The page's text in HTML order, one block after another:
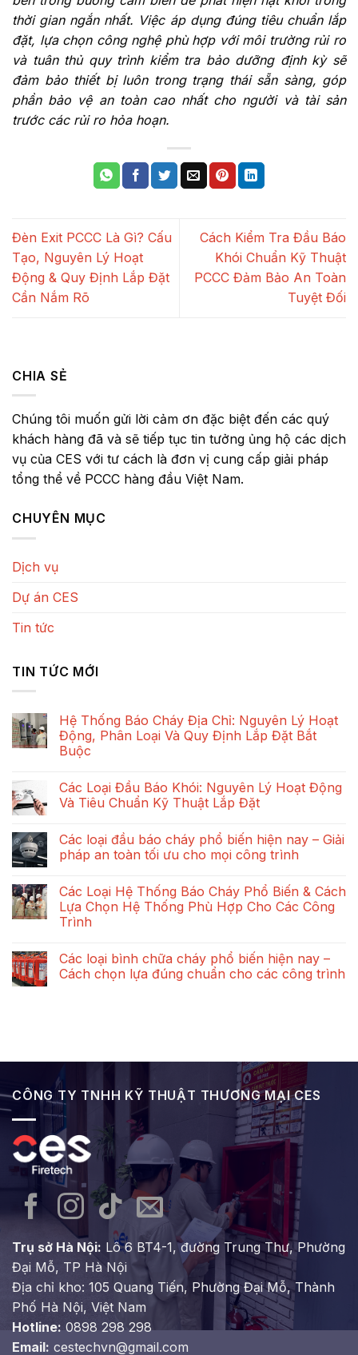
thời gian ngắn nhất. Việc áp dụng đúng tiêu chuẩn lắp
đặt, lựa chọn công nghệ phù hợp với môi trường rủi ro
và tuân thủ quy trình kiểm tra bảo dưỡng định kỳ sẽ
đảm bảo thiết bị luôn trong trạng thái sẵn sàng, góp
phần bảo vệ an toàn cao nhất cho người và tài sản
trước các rủi ro hỏa hoạn.
Đèn Exit PCCC Là Gì? Cấu
Tạo, Nguyên Lý Hoạt
Động & Quy Định Lắp Đặt
Cần Nắm Rõ
Cách Kiểm Tra Đầu Báo
Khói Chuẩn Kỹ Thuật
PCCC Đảm Bảo An Toàn
Tuyệt Đối
CHIA SẺ
Chúng tôi muốn gửi lời cảm ơn đặc biệt đến các quý
khách hàng đã và sẽ tiếp tục tin tưởng ủng hộ các dịch
vụ của CES với tư cách là đơn vị cung cấp giải pháp
tổng thể về PCCC hàng đầu Việt Nam.
CHUYÊN MỤC
Dịch vụ
Dự án CES
Tin tức
TIN TỨC MỚI
Hệ Thống Báo Cháy Địa Chỉ: Nguyên Lý Hoạt
Động, Phân Loại Và Quy Định Lắp Đặt Bắt
Buộc
bình
luận
ở
Báo
Cháy
Địa
Lý
Hoạt
Động,
Phân
Quy
Định
Lắp
Các Loại Đầu Báo Khói: Nguyên Lý Hoạt Động
Và Tiêu Chuẩn Kỹ Thuật Lắp Đặt
bình
luận
ở
Đầu
Báo
Khói:
Nguyên
Động
Và
Tiêu
Các loại đầu báo cháy phổ biến hiện nay – Giải
pháp an toàn tối ưu cho mọi công trình
bình
luận
ở
Các
báo
cháy
phổ
ưu
cho
mọi
công
trình
Các Loại Hệ Thống Báo Cháy Phổ Biến & Cách
Lựa Chọn Hệ Thống Phù Hợp Cho Các Công
Trình
bình
luận
ở
Biến
Cách
Lựa
Chọn
Hệ
Thống
Phù
Hợp
Cho
Các
Công
Trình
Các loại bình chữa cháy phổ biến hiện nay –
Cách chọn lựa đúng chuẩn cho các công trình
bình
cháy
phổ
biến
hiện
nay
–
Cách
chọn
lựa
đúng
chuẩn
cho
các
công
trình
CÔNG TY TNHH KỸ THUẬT THƯƠNG MẠI CES
Trụ sở Hà Nội: Lô 6 BT4-1, đường Trung Thư, Phường
Đại Mỗ, TP Hà Nội
Địa chỉ kho: 105 Quang Tiến, Phường Đại Mỗ, Thành
Phố Hà Nội, Việt Nam
Hotline:0898 298 298
Email: cestechvn@gmail.com